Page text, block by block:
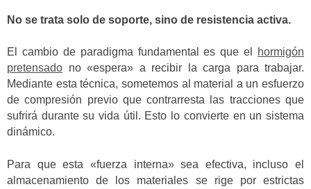
No se trata solo de soporte, sino de resistencia activa.
El cambio de paradigma fundamental es que el
hormigón
pretensado no «espera» a recibir la carga para trabajar.
Mediante esta técnica, sometemos al material a un esfuerzo
de compresión previo que contrarresta las tracciones que
sufrirá durante su vida útil. Esto lo convierte en un sistema
dinámico.
Para que esta «fuerza interna» sea efectiva, incluso el
almacenamiento de los materiales se rige por estrictas